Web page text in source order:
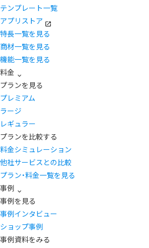
テンプレート一覧
アプリストア
特長一覧を見る
商材一覧を見る
機能一覧を見る
料金
プランを見る
プレミアム
ラージ
レギュラー
プランを比較する
料金シミュレーション
他社サービスとの比較
プラン・料金一覧を見る
事例
事例を見る
事例インタビュー
ショップ事例
事例資料をみる